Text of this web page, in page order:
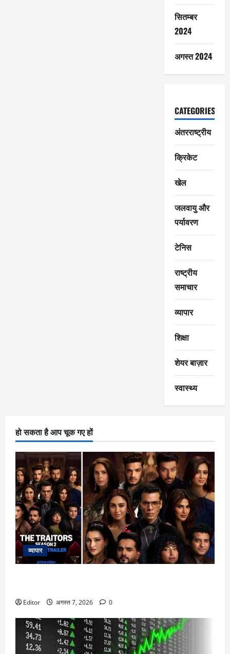
सितम्बर
2024
अगस्त 2024
CATEGORIES
अंतरराष्ट्रीय
क्रिकेट
खेल
जलवायु और
पर्यावरण
टेनिस
राष्ट्रीय
समाचार
व्यापार
शिक्षा
शेयर बाज़ार
स्वास्थ्य
हो सकता है आप चूक गए हों
व्यापार
Editor अगस्त 7, 2026 0